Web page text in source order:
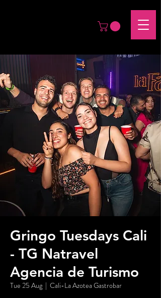
Gringo Tuesdays Cali
- TG Natravel
Agencia de Turismo
Tue 25 Aug
  |
Cali-La Azotea Gastrobar